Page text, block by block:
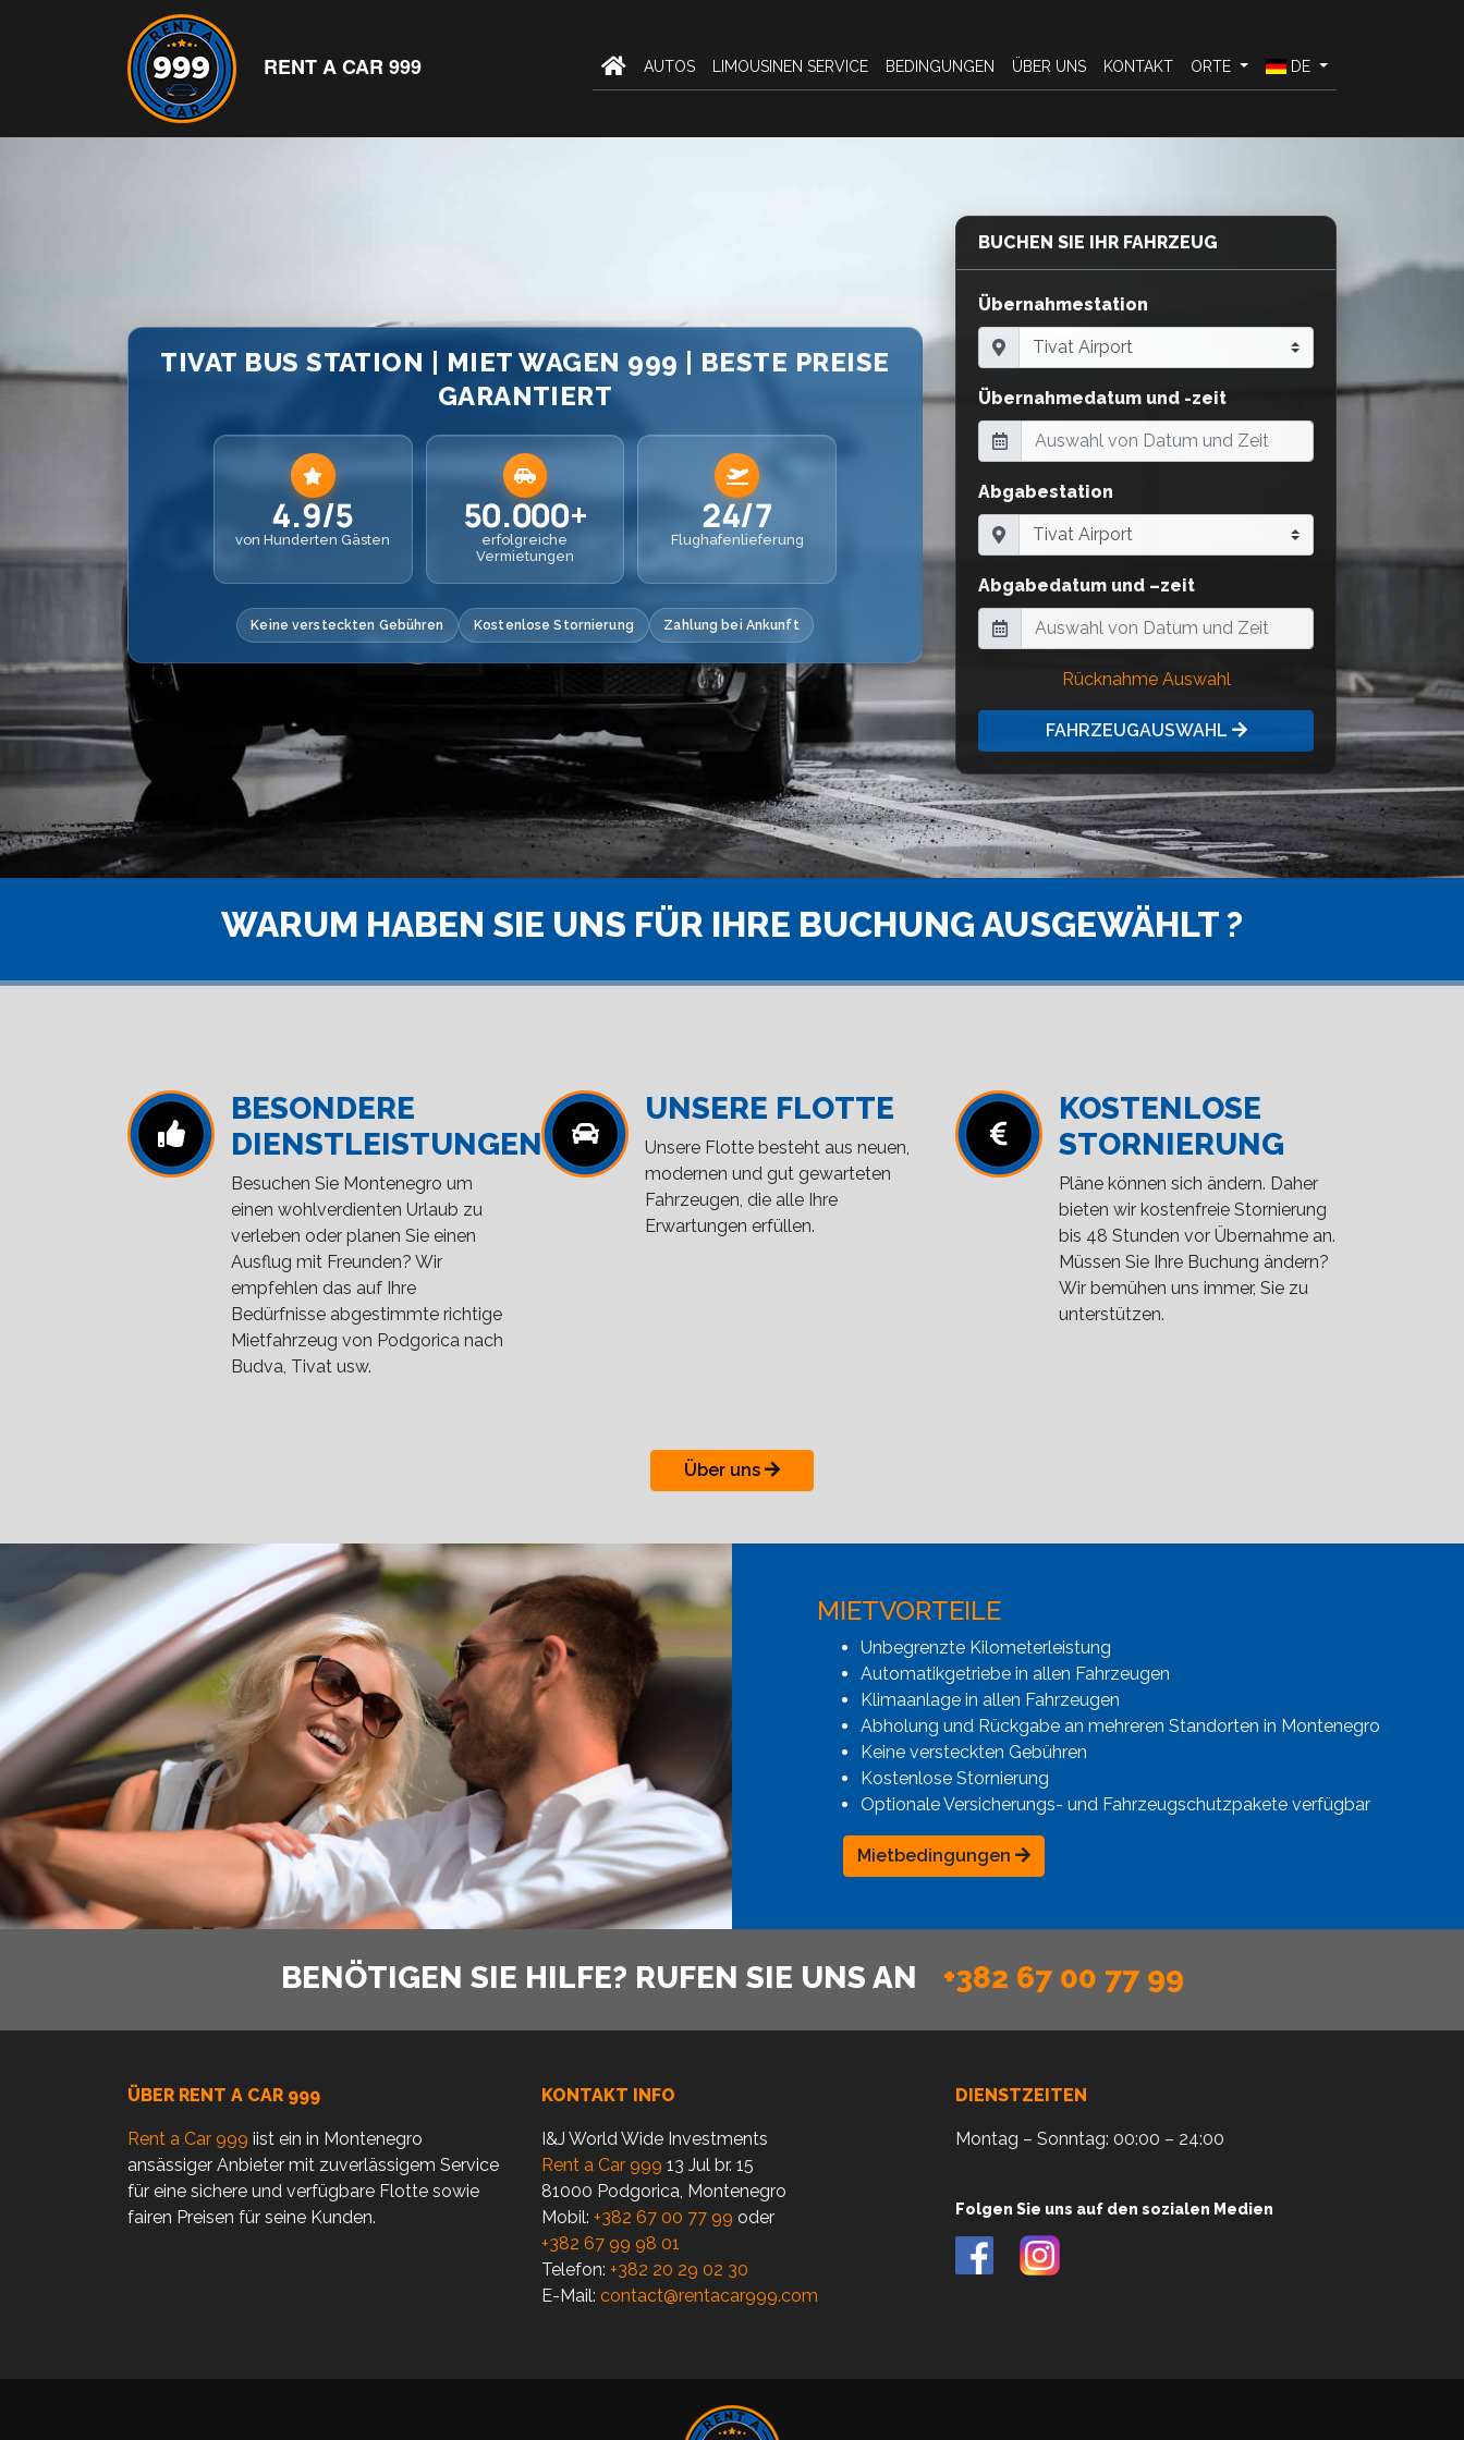
RENT A CAR 999 AUTOS LIMOUSINEN SERVICE BEDINGUNGEN ÜBER UNS KONTAKT ORTE DE
TIVAT BUS STATION | MIET WAGEN 999 | BESTE PREISE
GARANTIERT
4.9/5
von Hunderten Gästen
50.000+
erfolgreiche
Vermietungen
24/7
Flughafenlieferung
Keine versteckten Gebühren Kostenlose Stornierung Zahlung bei Ankunft
BUCHEN SIE IHR FAHRZEUG
Übernahmestation
Übernahmedatum und -zeit
Abgabestation
Abgabedatum und –zeit
Rücknahme Auswahl
FAHRZEUGAUSWAHL
WARUM HABEN SIE UNS FÜR IHRE BUCHUNG AUSGEWÄHLT ?
BESONDERE
DIENSTLEISTUNGEN
Besuchen Sie Montenegro um
einen wohlverdienten Urlaub zu
verleben oder planen Sie einen
Ausflug mit Freunden? Wir
empfehlen das auf Ihre
Bedürfnisse abgestimmte richtige
Mietfahrzeug von Podgorica nach
Budva, Tivat usw.
UNSERE FLOTTE
Unsere Flotte besteht aus neuen,
modernen und gut gewarteten
Fahrzeugen, die alle Ihre
Erwartungen erfüllen.
KOSTENLOSE
STORNIERUNG
Pläne können sich ändern. Daher
bieten wir kostenfreie Stornierung
bis 48 Stunden vor Übernahme an.
Müssen Sie Ihre Buchung ändern?
Wir bemühen uns immer, Sie zu
unterstützen.
Über uns
MIETVORTEILE
Unbegrenzte Kilometerleistung
Automatikgetriebe in allen Fahrzeugen
Klimaanlage in allen Fahrzeugen
Abholung und Rückgabe an mehreren Standorten in Montenegro
Keine versteckten Gebühren
Kostenlose Stornierung
Optionale Versicherungs- und Fahrzeugschutzpakete verfügbar
Mietbedingungen
BENÖTIGEN SIE HILFE? RUFEN SIE UNS AN +382 67 00 77 99
ÜBER RENT A CAR 999
Rent a Car 999 iist ein in Montenegro
ansässiger Anbieter mit zuverlässigem Service
für eine sichere und verfügbare Flotte sowie
fairen Preisen für seine Kunden.
KONTAKT INFO
I&J World Wide Investments
Rent a Car 999 13 Jul br. 15
81000 Podgorica, Montenegro
Mobil: +382 67 00 77 99 oder
+382 67 99 98 01
Telefon: +382 20 29 02 30
E-Mail: contact@rentacar999.com
DIENSTZEITEN
Montag – Sonntag: 00:00 – 24:00
Folgen Sie uns auf den sozialen Medien